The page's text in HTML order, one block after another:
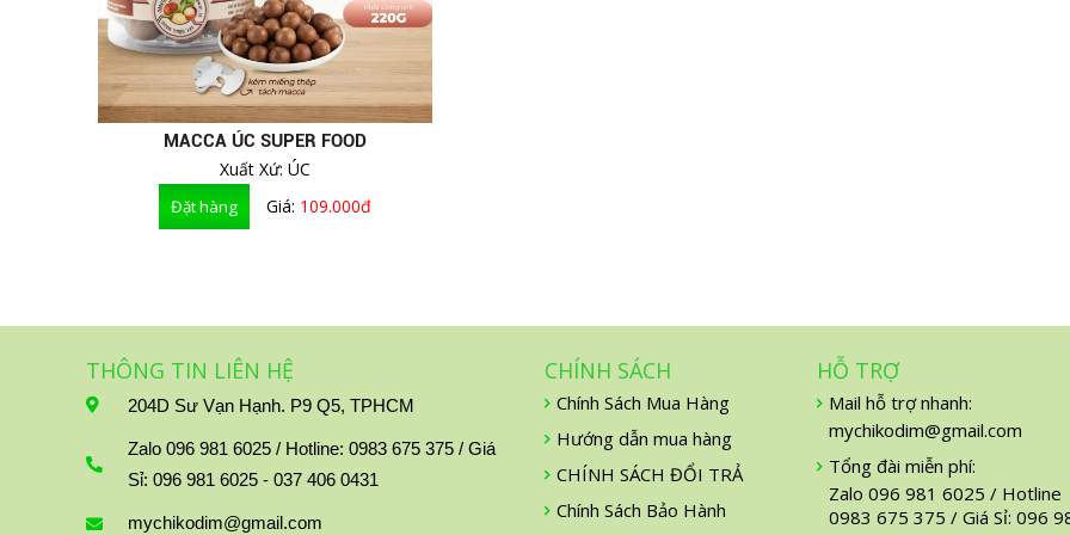
TRÁI CÂY LY - MẬT ONG -THỰC
PHẨM CHỨC NĂNG
MACCA ÚC SUPER FOOD
Xuất Xứ: ÚC
Giá: 109.000đ
THÔNG TIN LIÊN HỆ
204D Sư Vạn Hạnh. P9 Q5, TPHCM
Zalo 096 981 6025 / Hotline: 0983 675 375 / Giá
Sỉ: 096 981 6025 - 037 406 0431
mychikodim@gmail.com
CHÍNH SÁCH
Chính Sách Mua Hàng
Hướng dẫn mua hàng
CHÍNH SÁCH ĐỔI TRẢ
Chính Sách Bảo Hành
HỖ TRỢ
Mail hỗ trợ nhanh:
mychikodim@gmail.com
Tổng đài miễn phí:
Zalo 096 981 6025 / Hotline
0983 675 375 / Giá Sỉ: 096